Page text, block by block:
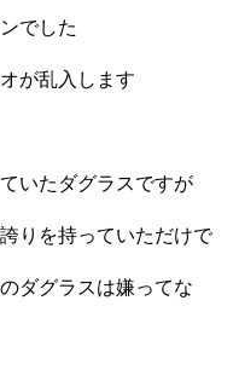
でした
が乱入します
いたダグラスですが
りを持っていただけで
ダグラスは嫌ってな